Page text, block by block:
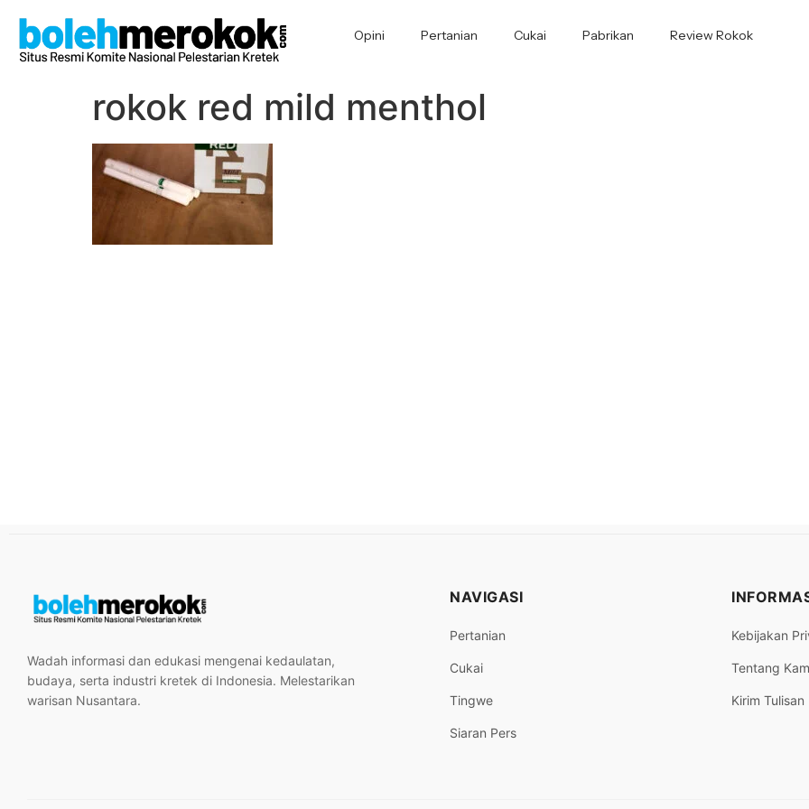
Opini Pertanian Cukai Pabrikan Review Rokok
rokok red mild menthol
Wadah informasi dan edukasi mengenai kedaulatan,
budaya, serta industri kretek di Indonesia. Melestarikan
warisan Nusantara.
NAVIGASI
Pertanian
Cukai
Tingwe
Siaran Pers
Kebijakan
Tentang
Kirim Tulisan